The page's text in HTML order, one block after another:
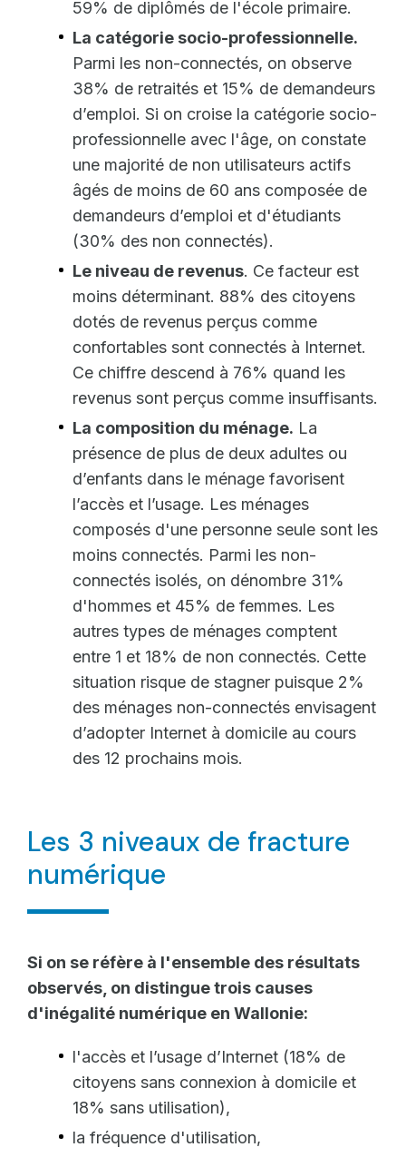
59% de diplômés de l'école primaire.
La catégorie socio-professionnelle.
Parmi les non-connectés, on observe
38% de retraités et 15% de demandeurs
d’emploi. Si on croise la catégorie socio-
professionnelle avec l'âge, on constate
une majorité de non utilisateurs actifs
âgés de moins de 60 ans composée de
demandeurs d’emploi et d'étudiants
(30% des non connectés).
Le niveau de revenus. Ce facteur est
moins déterminant. 88% des citoyens
dotés de revenus perçus comme
confortables sont connectés à Internet.
Ce chiffre descend à 76% quand les
revenus sont perçus comme insuffisants.
La composition du ménage. La
présence de plus de deux adultes ou
d’enfants dans le ménage favorisent
l’accès et l’usage. Les ménages
composés d'une personne seule sont les
moins connectés. Parmi les non-
connectés isolés, on dénombre 31%
d'hommes et 45% de femmes. Les
autres types de ménages comptent
entre 1 et 18% de non connectés. Cette
situation risque de stagner puisque 2%
des ménages non-connectés envisagent
d’adopter Internet à domicile au cours
des 12 prochains mois.
Les 3 niveaux de fracture
numérique
Si on se réfère à l'ensemble des résultats
observés, on distingue trois causes
d'inégalité numérique en Wallonie:
l'accès et l’usage d’Internet (18% de
citoyens sans connexion à domicile et
18% sans utilisation),
la fréquence d'utilisation,